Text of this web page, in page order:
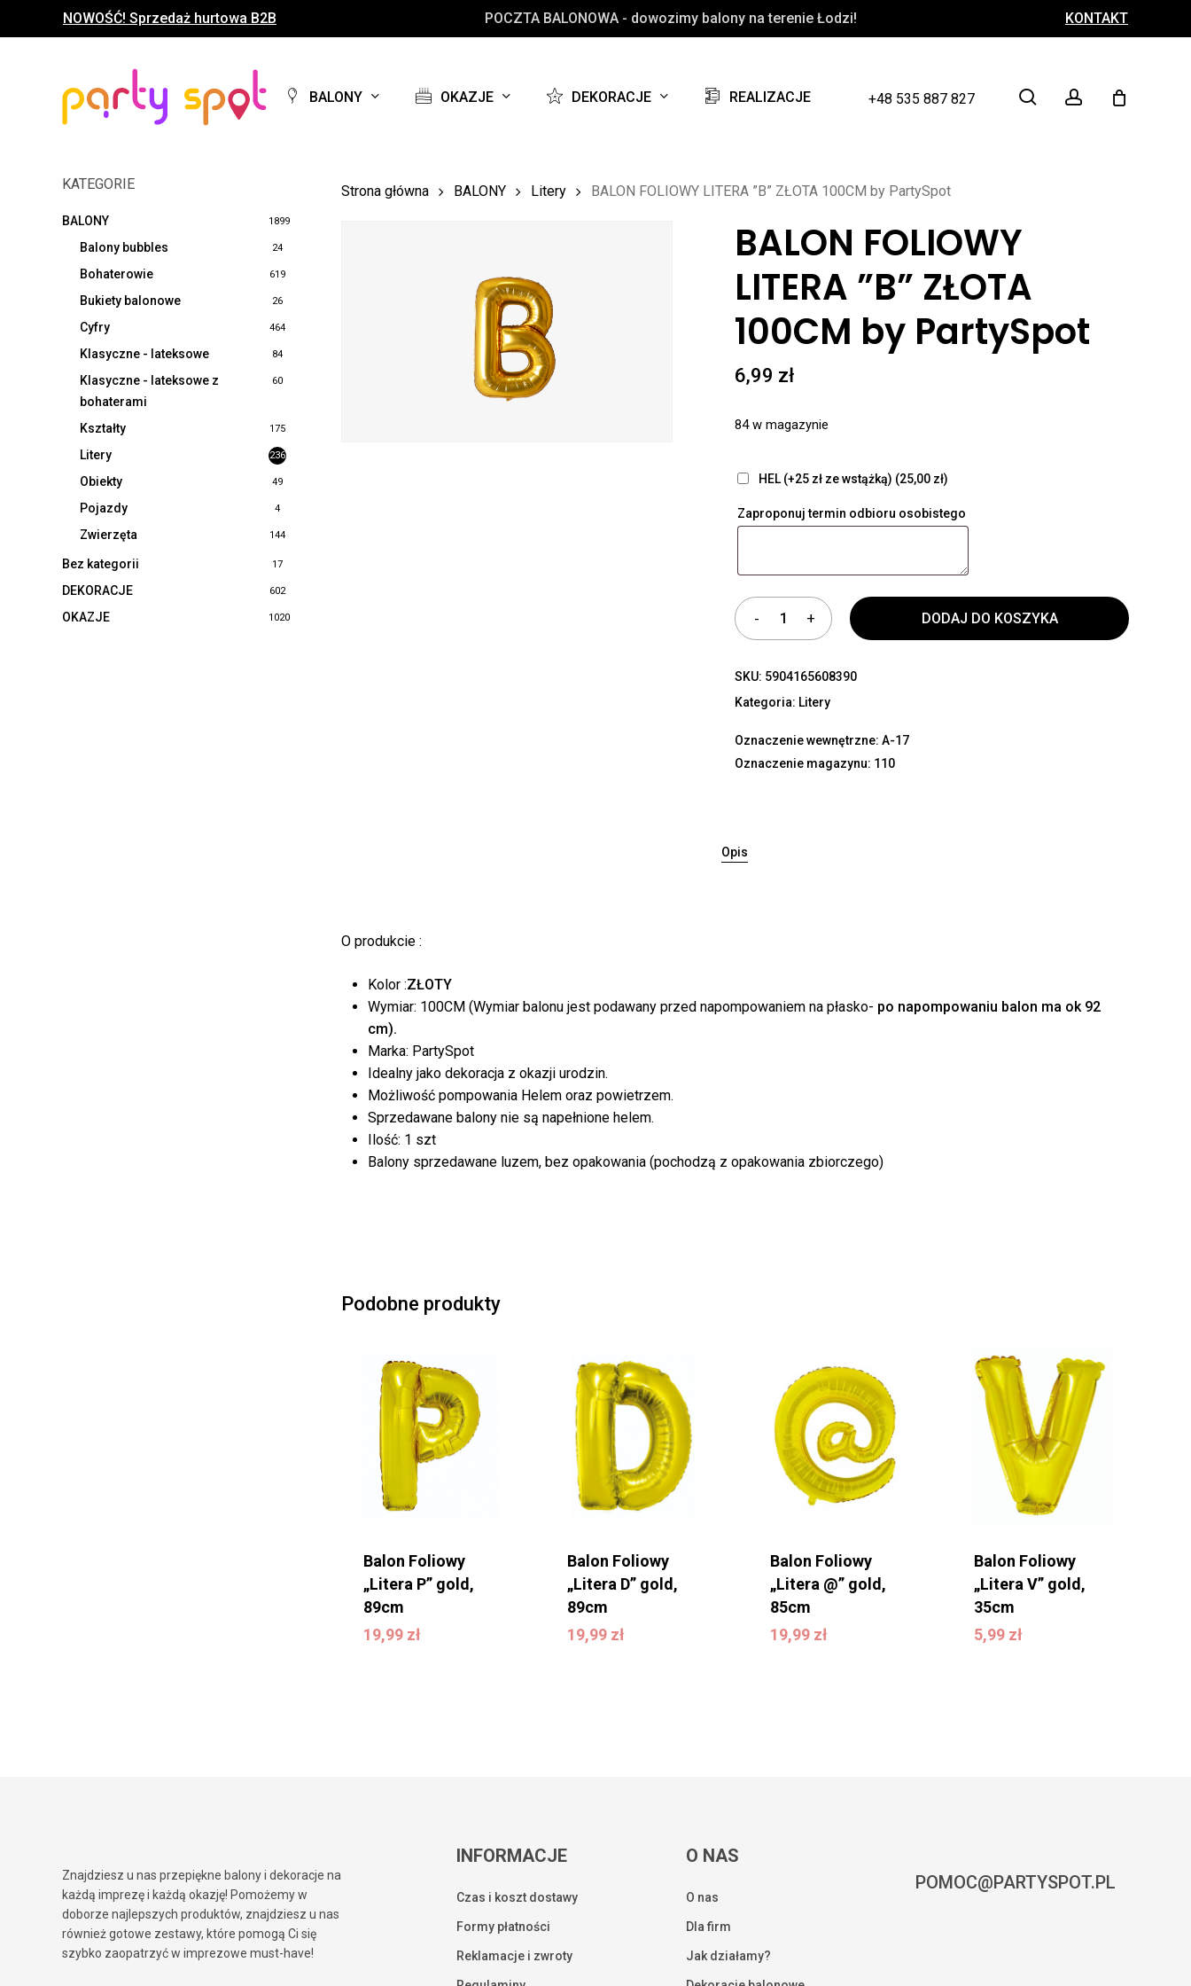
NOWOŚĆ! Sprzedaż hurtowa B2B POCZTA BALONOWA - dowozimy balony na terenie Łodzi! KONTAKT
BALONY OKAZJE DEKORACJE REALIZACJE +48 535 887 827 search account
Koszyk Close
Brak produktów w koszyku.
KATEGORIE
BALONY 1899
Balony bubbles 24
Bohaterowie 619
Bukiety balonowe 26
Cyfry 464
Klasyczne - lateksowe 84
Klasyczne - lateksowe z
bohaterami
60
Kształty 175
Litery 236
Obiekty 49
Pojazdy 4
Zwierzęta 144
Bez kategorii 17
DEKORACJE 602
OKAZJE 1020
Strona główna BALONY Litery BALON FOLIOWY LITERA ”B” ZŁOTA 100CM by PartySpot
BALON FOLIOWY
LITERA ”B” ZŁOTA
100CM by PartySpot
6,99 zł
84 w magazynie
HEL (+25 zł ze wstążką) (25,00 zł)
Zaproponuj termin odbioru osobistego
DODAJ DO KOSZYKA
SKU: 5904165608390
Kategoria: Litery
Oznaczenie wewnętrzne: A-17
Oznaczenie magazynu: 110
Opis
O produkcie :
Kolor :ZŁOTY
Wymiar: 100CM (Wymiar balonu jest podawany przed napompowaniem na płasko- po napompowaniu balon ma ok 92
cm).
Marka: PartySpot
Idealny jako dekoracja z okazji urodzin.
Możliwość pompowania Helem oraz powietrzem.
Sprzedawane balony nie są napełnione helem.
Ilość: 1 szt
Balony sprzedawane luzem, bez opakowania (pochodzą z opakowania zbiorczego)
Podobne produkty
Balon Foliowy
„Litera P” gold,
89cm
19,99 zł
19,99
Balon Foliowy
„Litera D” gold,
89cm
19,99 zł
19,99
Balon Foliowy
„Litera @” gold,
85cm
19,99 zł
19,99
Balon Foliowy
„Litera V” gold,
35cm
5,99 zł
5,99
Znajdziesz u nas przepiękne balony i dekoracje na
każdą imprezę i każdą okazję! Pomożemy w
doborze najlepszych produktów, znajdziesz u nas
również gotowe zestawy, które pomogą Ci się
szybko zaopatrzyć w imprezowe must-have!
INFORMACJE
Czas i koszt dostawy
Formy płatności
Reklamacje i zwroty
O NAS
O nas
Dla firm
Jak działamy?
POMOC@PARTYSPOT.PL